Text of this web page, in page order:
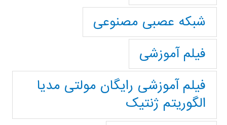
شبکه عصبی مصنوعی
فیلم آموزشی
فیلم آموزشی رایگان مولتی مدیا
الگوریتم ژنتیک